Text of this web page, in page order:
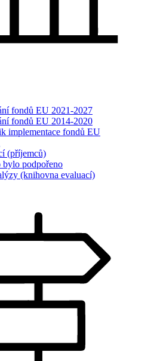
fondů EU 2021-2027
fondů EU 2014-2020
implementace fondů EU
(příjemců)
podpořeno
(knihovna evaluací)